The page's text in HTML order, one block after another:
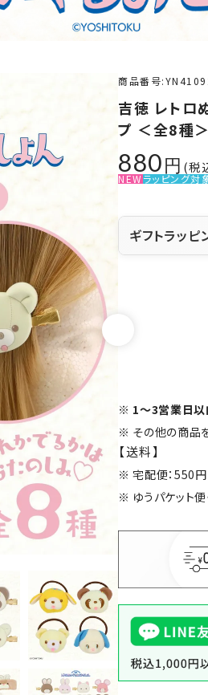
商品番号
吉徳 レトロ
プ ＜全8種
880 税
NEWラッピング対
ギフトラッピ
1～3営業日以
その他の商品
【送料】
宅配便：550
ゆうパケット便